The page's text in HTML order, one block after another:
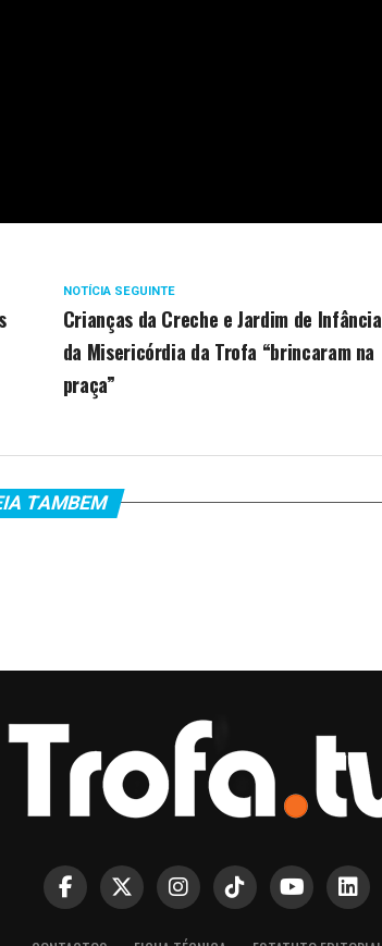
NOTÍCIA SEGUINTE
Crianças da Creche e Jardim de Infância
da Misericórdia da Trofa “brincaram na
praça”
TAMBEM